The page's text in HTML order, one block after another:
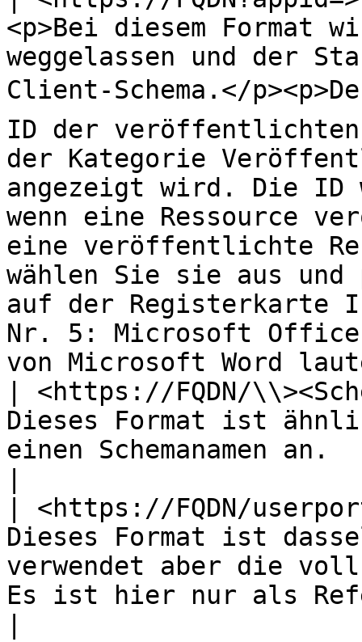
<p>Bei diesem Format
weggelassen und der
Client-Schema.</
ID der
der Kategorie
angezeigt wird. Die ID
wenn eine Ressource
eine veröffentlichte
wählen Sie sie aus und
auf der Registerkarte
Nr. 5: Microsoft Office
von Microsoft Word
| <https://FQDN/
Dieses Format ist
einen Schemanamen an.
| <https://FQDN/
Dieses Format ist
verwendet aber die
Es ist hier nur als